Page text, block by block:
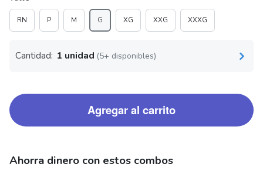
RN P M G XG XXG XXXG
Cantidad: 1 unidad (5+ disponibles)
Agregar al carrito
Ahorra dinero con estos combos